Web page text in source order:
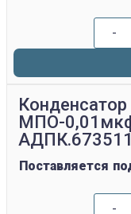
-
МПО-
Поставляется
-